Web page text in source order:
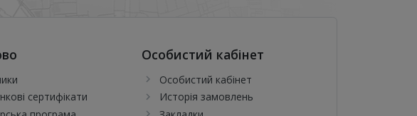
сертифікати
Особистий кабінет
Особистий кабінет
Исторія замовлень